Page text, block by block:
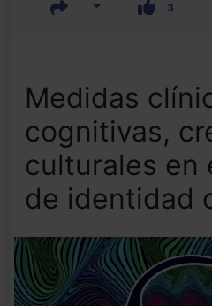
3
Medidas
cognitivas,
culturales en
de identidad